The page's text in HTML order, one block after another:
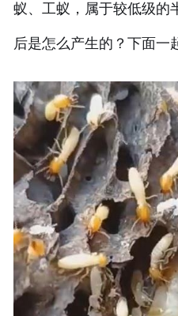
蚁、工蚁，属于较低级的
后是怎么产生的？下面一